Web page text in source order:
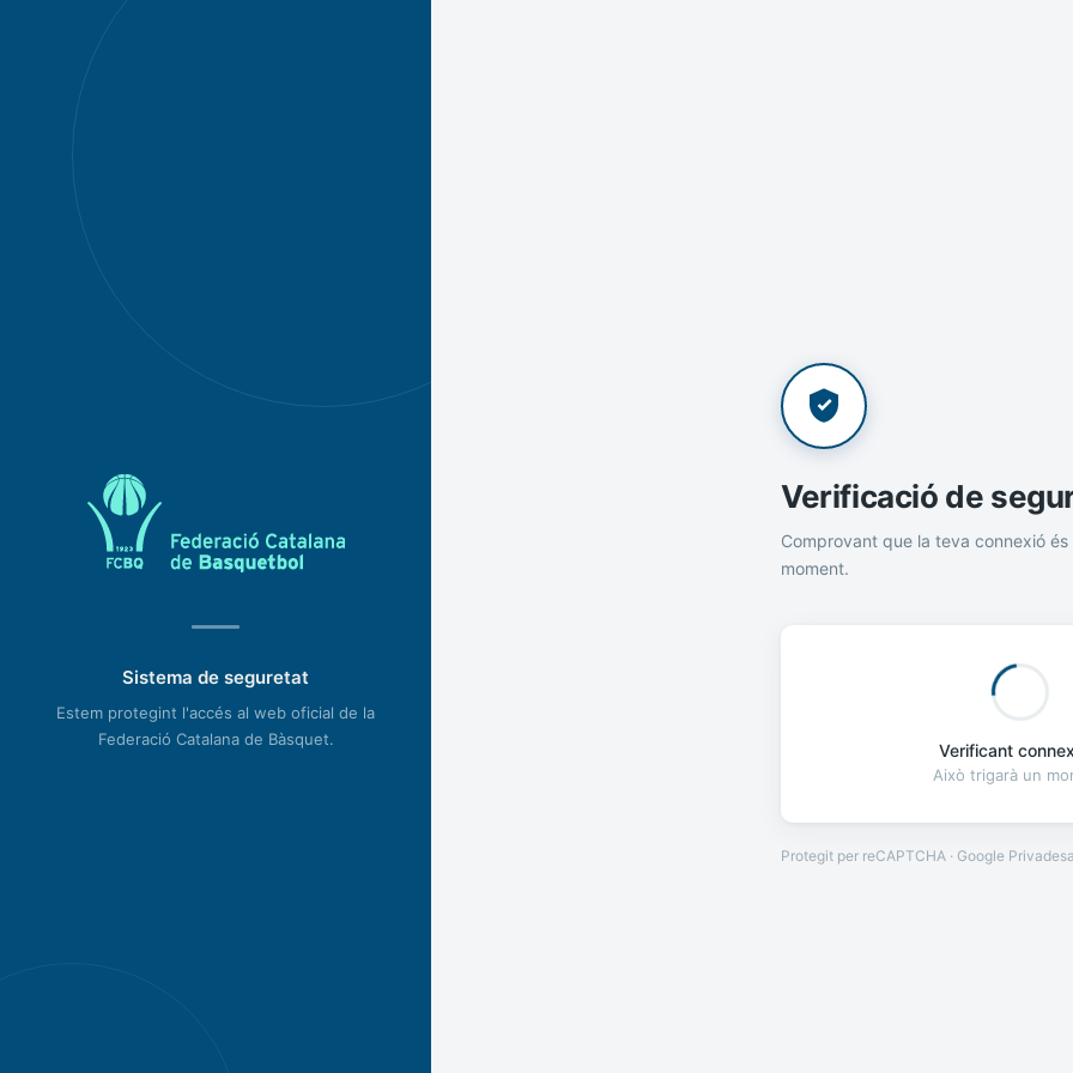
Sistema de seguretat
Estem protegint l'accés al web oficial de la
Federació Catalana de Bàsquet.
Verificació de
Comprovant que la teva connexió és
moment.
Verificant
Això trigarà un
Protegit per reCAPTCHA · Google Privadesa